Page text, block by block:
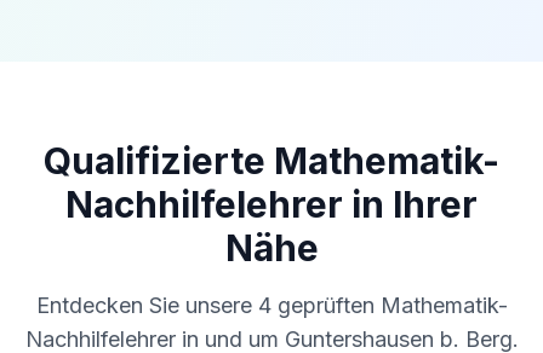
Qualifizierte Mathematik-
Nachhilfelehrer in Ihrer
Nähe
Entdecken Sie unsere 4geprüften Mathematik-
Nachhilfelehrer in und um Guntershausen b. Berg.